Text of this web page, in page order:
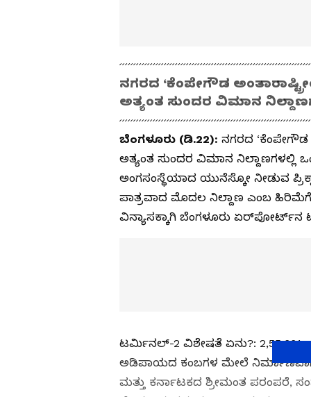
ನಗರದ ‘ಕೆಂಪೇಗೌಡ
ಅತ್ಯಂತ ಸುಂದರ ವಿಮಾನ
ಬೆಂಗಳೂರು (ಡಿ.22): ನಗರದ
ಅತ್ಯಂತ ಸುಂದರ ವಿಮಾನ
ಅಂಗಸಂಸ್ಥೆಯಾದ ಯುನೆಸ್ಕೋ ನೀಡುವ
ಪಾತ್ರವಾದ ಮೊದಲ ನಿಲ್ದಾಣ ಎಂಬ
ವಿನ್ಯಾಸಕ್ಕಾಗಿ ಬೆಂಗಳೂರು
ಟರ್ಮಿನಲ್‌-2 ವಿಶೇಷತೆ ಏನು?:
ಅಡಿಪಾಯದ ಕಂಬಗಳ ಮೇಲೆ
ಮತ್ತು ಕರ್ನಾಟಕದ ಶ್ರೀಮಂತ ಪರಂಪರೆ,